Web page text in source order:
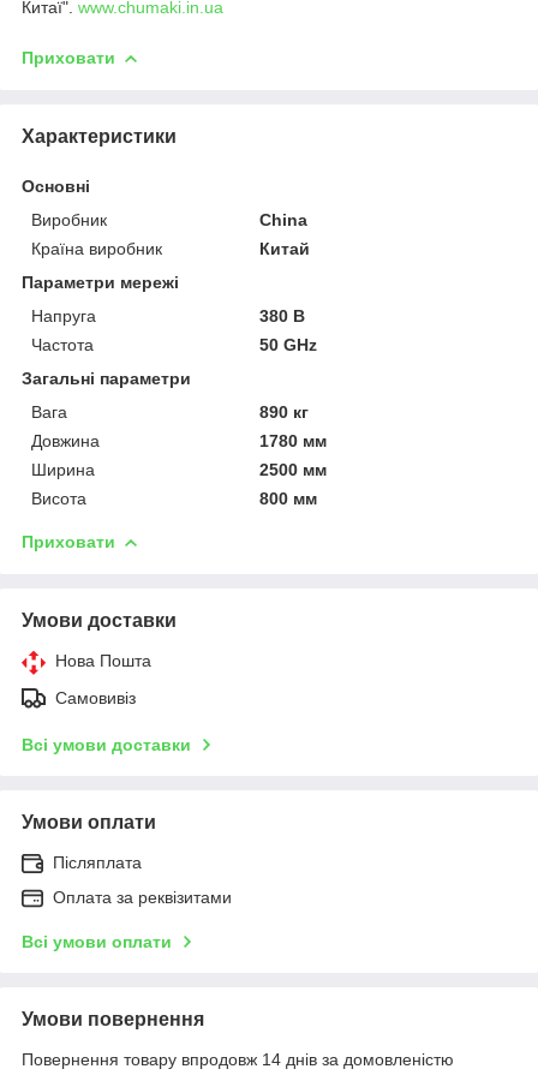
Китаї". www.chumaki.in.ua
Приховати
Характеристики
Основні
Виробник
China
Країна виробник
Китай
Параметри мережі
Напруга
380 В
Частота
50 GHz
Загальні параметри
Вага
890 кг
Довжина
1780 мм
Ширина
2500 мм
Висота
800 мм
Приховати
Умови доставки
Нова Пошта
Самовивіз
Всі умови доставки
Умови оплати
Післяплата
Оплата за реквізитами
Всі умови оплати
Умови повернення
Повернення товару впродовж 14 днів за домовленістю